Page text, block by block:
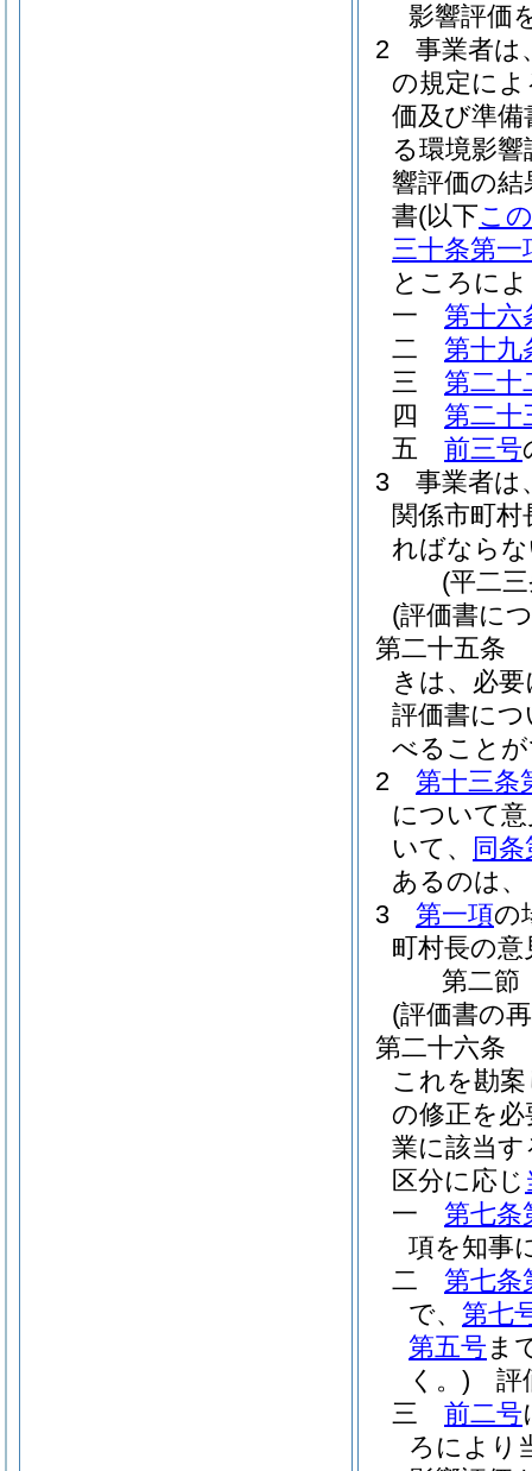
影響評価
2
事業者は
の規定に
価及び準
る環境影
響評価の
書(以下こ
三十条第一
ところに
一
第十六
二
第十九
三
第二十
四
第二十
五
前三号
3
事業者は
関係市町
ればなら
(平二
(評価書に
第二十五条
きは、必
評価書に
べること
2
第十三条
について
いて、
同
あるのは
3
第一項の
町村長の
第二節
(評価書の
第二十六条
これを勘
の修正を
業に該当
区分に応じ
一
第七条
項を知事
二
第七条
で、 第七
第五号ま
く。) 評
三
前二号
ろにより